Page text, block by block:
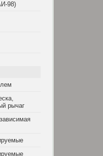
98)
рычаг